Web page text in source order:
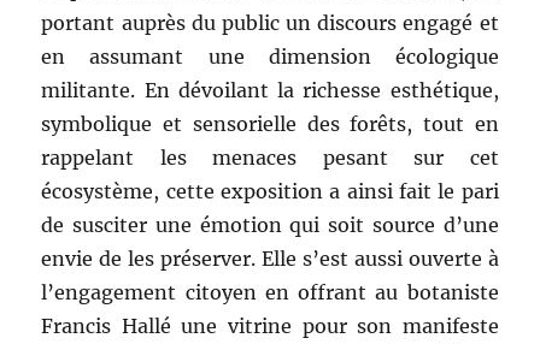
portant auprès du public un discours engagé et
en assumant une dimension écologique
militante. En dévoilant la richesse esthétique,
symbolique et sensorielle des forêts, tout en
rappelant les menaces pesant sur cet
écosystème, cette exposition a ainsi fait le pari
de susciter une émotion qui soit source d’une
envie de les préserver. Elle s’est aussi ouverte à
l’engagement citoyen en offrant au botaniste
Francis Hallé une vitrine pour son manifeste